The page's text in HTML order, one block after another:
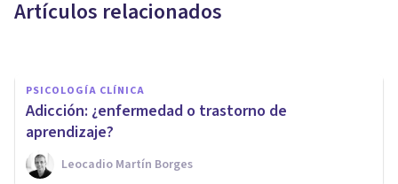
Artículos relacionados
PSICOLOGÍA CLÍNICA
​Adicción: ¿enfermedad o trastorno de
aprendizaje?
Leocadio Martín Borges
PSICOLOGÍA CLÍNICA